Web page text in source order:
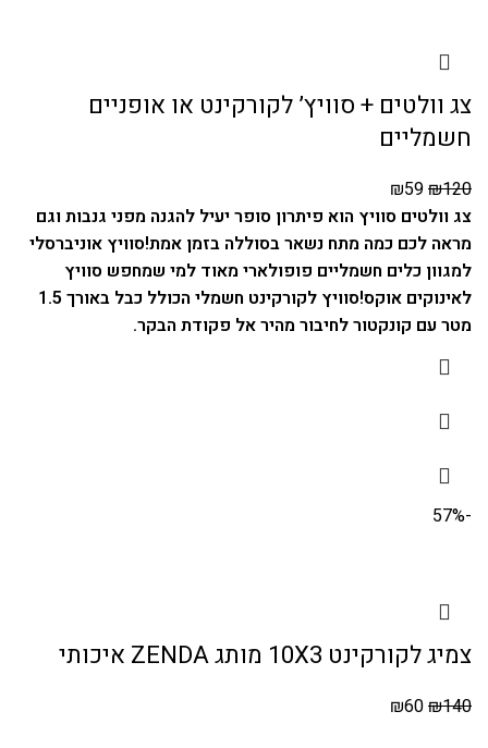
צג וולטים + סוויץ’ לקורקינט או אופניים
חשמליים
₪120
₪59
צג וולטים סוויץ הוא פיתרון סופר יעיל להגנה מפני גנבות וגם
מראה לכם כמה מתח נשאר בסוללה בזמן אמת!סוויץ אוניברסלי
למגוון כלים חשמליים פופולארי מאוד למי שמחפש סוויץ
לאינוקים אוקס!
סוויץ לקורקינט חשמלי הכולל כבל באורך 1.5
מטר עם קונקטור לחיבור מהיר אל פקודת הבקר.
-57%
צמיג לקורקינט 10X3 מותג ZENDA איכותי
₪140
₪60